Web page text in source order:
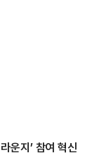
운지’ 참여 혁신